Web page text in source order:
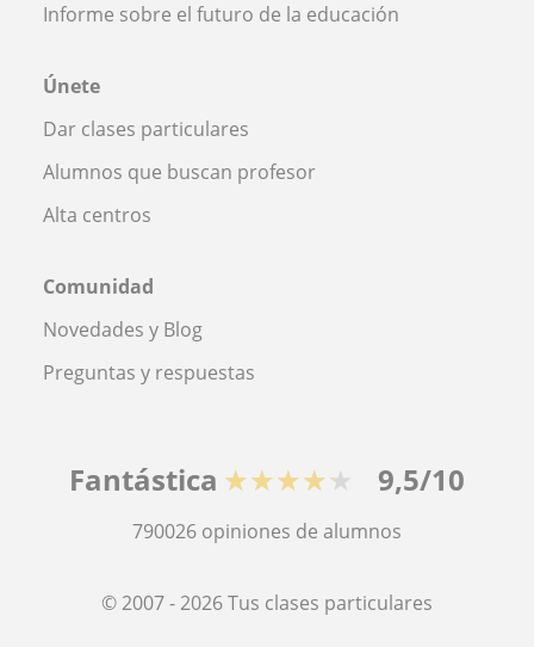
Informe sobre el futuro de la educación
Únete
Dar clases particulares
Alumnos que buscan profesor
Alta centros
Comunidad
Novedades y Blog
Preguntas y respuestas
Fantástica ★★★★★ 9,5/10
790026 opiniones de alumnos
© 2007 - 2026 Tus clases particulares